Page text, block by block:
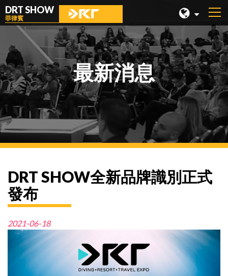
DRT SHOW
菲律賓
馬來西亞
上海
台灣
印尼
北京
菲律賓
香港
最新消息
DRT SHOW全新品牌識別正式
發布
2021-06-18